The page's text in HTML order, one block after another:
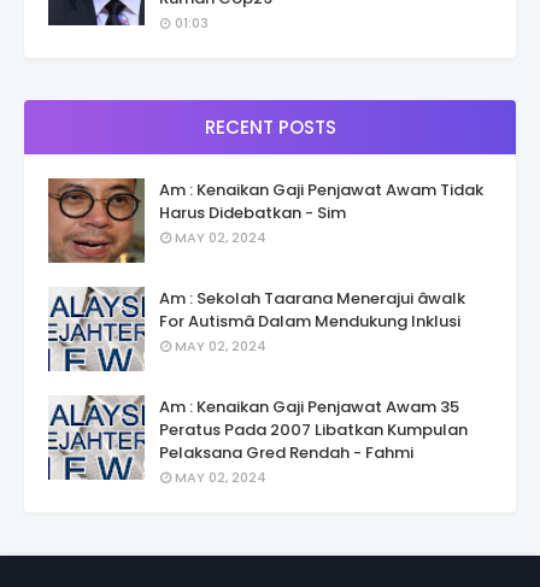
01:03
RECENT POSTS
Am : Kenaikan Gaji Penjawat Awam Tidak
Harus Didebatkan - Sim
MAY 02, 2024
Am : Sekolah Taarana Menerajui âwalk
For Autismâ Dalam Mendukung Inklusi
MAY 02, 2024
Am : Kenaikan Gaji Penjawat Awam 35
Peratus Pada 2007 Libatkan Kumpulan
Pelaksana Gred Rendah - Fahmi
MAY 02, 2024